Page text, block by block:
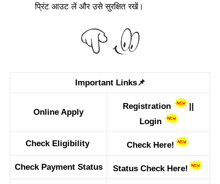
प्रिंट आउट लें और उसे सुरक्षित रखें।
Important Links📌
Online Apply
Registration
Login
Check Eligibility Check Here!
Check Payment Status Status Check Here!